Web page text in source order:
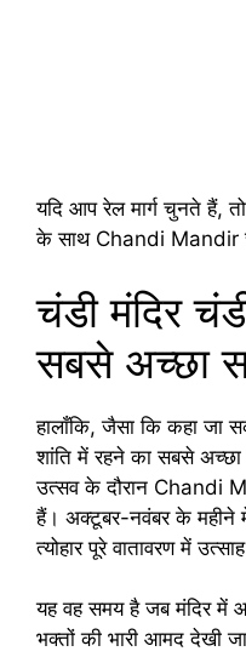
यदि आप रेल मार्ग चुनते हैं,
के साथ Chandi Mandir
चंडी मंदिर
सबसे अच्छा
हालाँकि, जैसा कि कहा जा
शांति में रहने का सबसे
उत्सव के दौरान Chandi
हैं। अक्टूबर-नवंबर के महीने में
त्योहार पूरे वातावरण में
यह वह समय है जब मंदिर में
भक्तों की भारी आमद देखी